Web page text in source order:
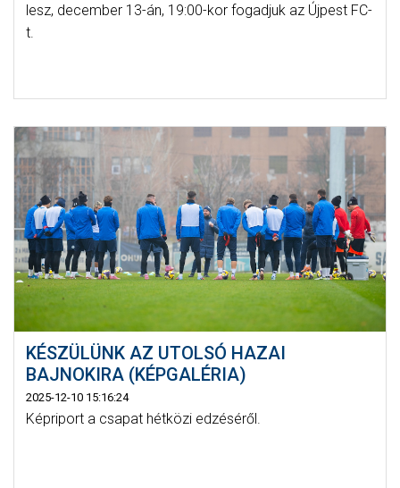
lesz, december 13-án, 19:00-kor fogadjuk az Újpest FC-
t.
KÉSZÜLÜNK AZ UTOLSÓ HAZAI
BAJNOKIRA (KÉPGALÉRIA)
2025-12-10 15:16:24
Képriport a csapat hétközi edzéséről.